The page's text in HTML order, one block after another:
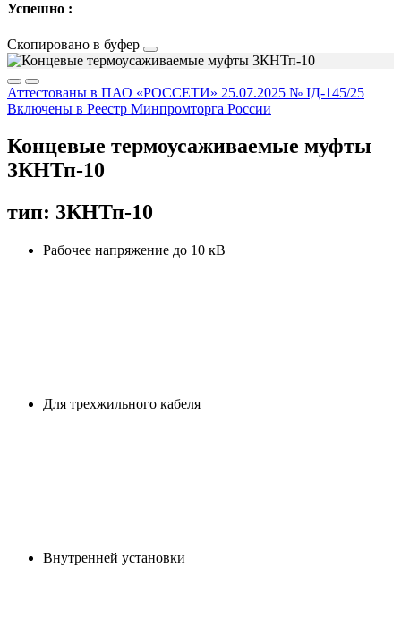
Успешно :
Скопировано в буфер
Аттестованы в ПАО «РОССЕТИ» 25.07.2025 № IД-145/25
Включены в Реестр Минпромторга России
Концевые термоусаживаемые муфты
3КНТп-10
тип: 3КНТп-10
Рабочее напряжение до 10 кВ
Для трехжильного кабеля
Внутренней установки